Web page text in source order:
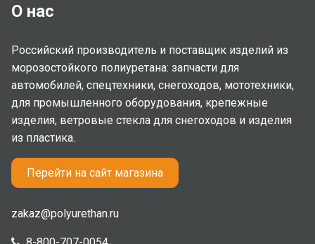
О нас
Российский производитель и поставщик изделий из
морозостойкого полиуретана: запчасти для
автомобилей, спецтехники, снегоходов, мототехники,
для промышленного оборудования, крепежные
изделия, ветровые стекла для снегоходов и изделия
из пластика.
Перейти на сайт магазина
zakaz@polyurethan.ru